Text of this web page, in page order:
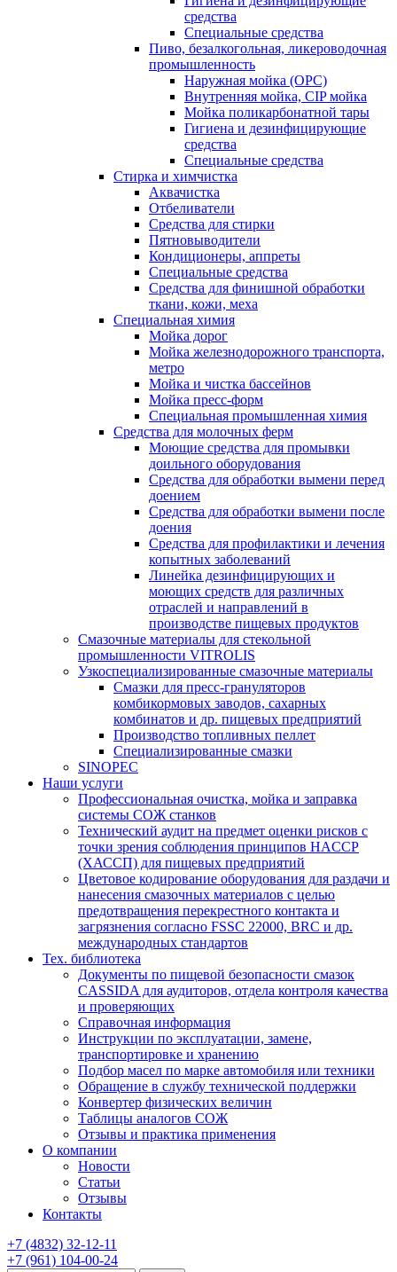
средства
Специальные средства
Пиво, безалкогольная, ликероводочная
промышленность
Наружная мойка (ОРС)
Внутренняя мойка, CIP мойка
Мойка поликарбонатной тары
Гигиена и дезинфицирующие
средства
Специальные средства
Стирка и химчистка
Аквачистка
Отбеливатели
Средства для стирки
Пятновыводители
Кондиционеры, аппреты
Специальные средства
Средства для финишной обработки
ткани, кожи, меха
Специальная химия
Мойка дорог
Мойка железнодорожного транспорта,
метро
Мойка и чистка бассейнов
Мойка пресс-форм
Специальная промышленная химия
Средства для молочных ферм
Моющие средства для промывки
доильного оборудования
Средства для обработки вымени перед
доением
Средства для обработки вымени после
доения
Средства для профилактики и лечения
копытных заболеваний
Линейка дезинфицирующих и
моющих средств для различных
отраслей и направлений в
производстве пищевых продуктов
Смазочные материалы для стекольной
промышленности VITROLIS
Узкоспециализированные смазочные материалы
Смазки для пресс-грануляторов
комбикормовых заводов, сахарных
комбинатов и др. пищевых предприятий
Производство топливных пеллет
Специализированные смазки
SINOPEC
Наши услуги
Профессиональная очистка, мойка и заправка
системы СОЖ станков
Технический аудит на предмет оценки рисков с
точки зрения соблюдения принципов HACCP
(ХАССП) для пищевых предприятий
Цветовое кодирование оборудования для раздачи и
нанесения смазочных материалов с целью
предотвращения перекрестного контакта и
загрязнения согласно FSSC 22000, BRC и др.
международных стандартов
Тех. библиотека
Документы по пищевой безопасности смазок
CASSIDA для аудиторов, отдела контроля качества
и проверяющих
Справочная информация
Инструкции по эксплуатации, замене,
транспортировке и хранению
Подбор масел по марке автомобиля или техники
Обращение в службу технической поддержки
Конвертер физических величин
Таблицы аналогов СОЖ
Отзывы и практика применения
О компании
Новости
Статьи
Отзывы
Контакты
+7 (4832) 32-12-11
+7 (961) 104-00-24